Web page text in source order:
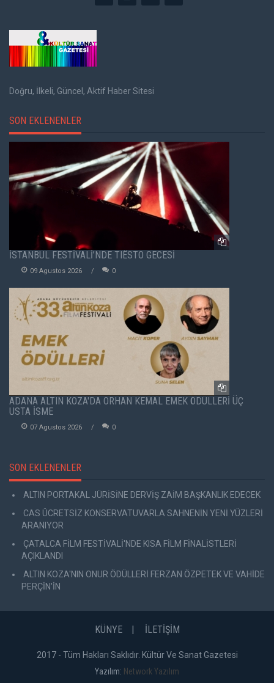
Doğru, İlkeli, Güncel, Aktif Haber Sitesi
SON EKLENENLER
İSTANBUL FESTİVALİ’NDE TIËSTO GECESİ
09 Agustos 2026 0
ADANA ALTIN KOZA'DA ORHAN KEMAL EMEK ÖDÜLLERİ ÜÇ
USTA İSME
07 Agustos 2026 0
SON EKLENENLER
ALTIN PORTAKAL JÜRİSİNE DERVİŞ ZAİM BAŞKANLIK EDECEK
CAS ÜCRETSİZ KONSERVATUVARLA SAHNENİN YENİ YÜZLERİ
ARANIYOR
ÇATALCA FİLM FESTİVALİ'NDE KISA FİLM FİNALİSTLERİ
AÇIKLANDI
ALTIN KOZA'NIN ONUR ÖDÜLLERİ FERZAN ÖZPETEK VE VAHİDE
PERÇİN'İN
KÜNYE İLETİŞİM
2017 - Tüm Hakları Saklıdır. Kültür Ve Sanat Gazetesi
Yazılım: Network Yazılım